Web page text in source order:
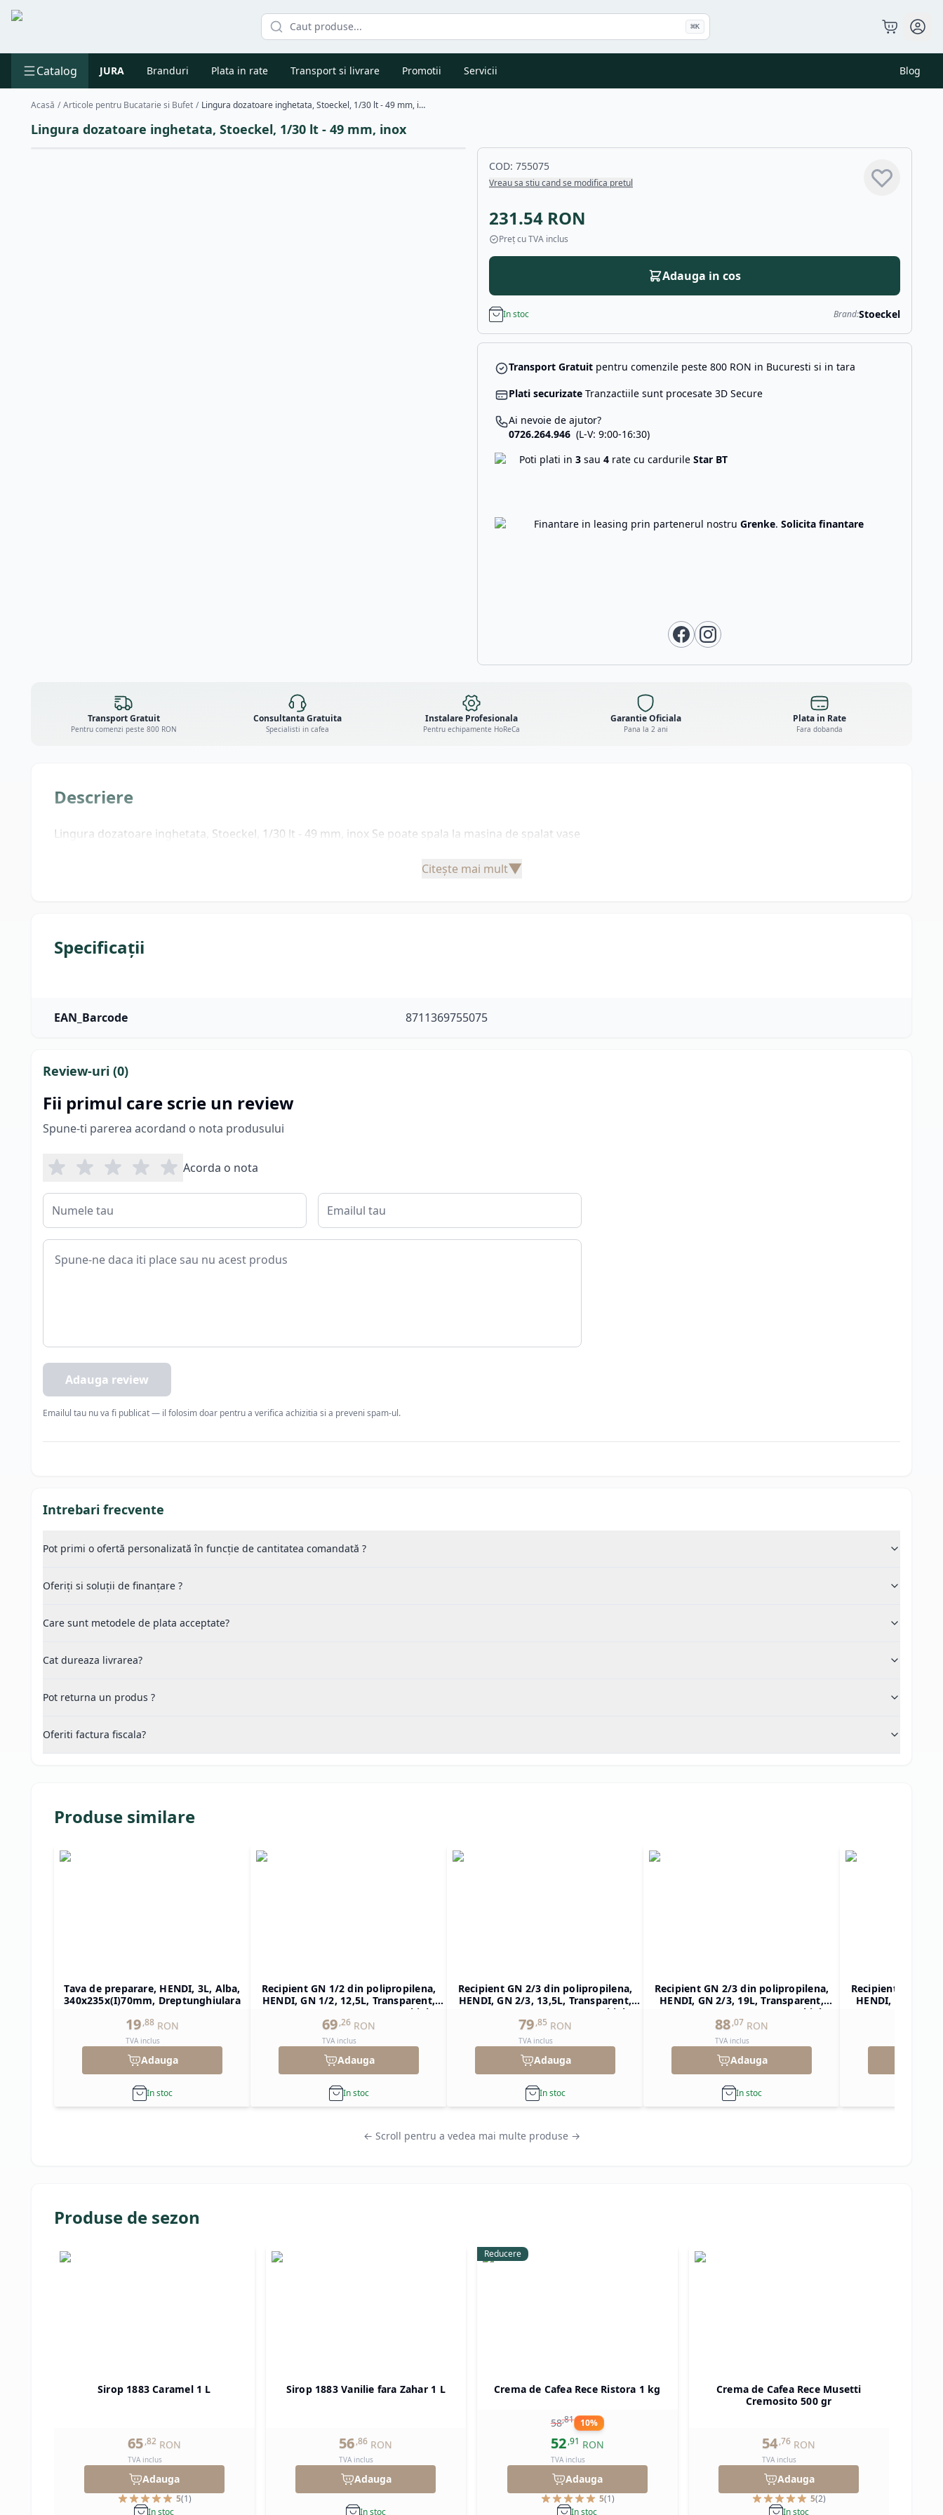
⌘K
Catalog JURA Branduri Plata in rate Transport si livrare Promotii Servicii Blog
Acasă / Articole pentru Bucatarie si Bufet / Lingura dozatoare inghetata, Stoeckel, 1/30 lt - 49 mm, inox
Lingura dozatoare inghetata, Stoeckel, 1/30 lt - 49 mm, inox
COD: 755075
Vreau sa stiu cand se modifica pretul
231.54 RON
Preț cu TVA inclus
Adauga in cos
In stoc Brand:Stoeckel
Transport Gratuit pentru comenzile peste 800 RON in Bucuresti si in tara
Plati securizate Tranzactiile sunt procesate 3D Secure
Ai nevoie de ajutor?
0726.264.946 (L-V: 9:00-16:30)
Poti plati in 3 sau 4 rate cu cardurile Star BT
Finantare in leasing prin partenerul nostru Grenke. Solicita finantare
Transport Gratuit
Pentru comenzi peste 800 RON
Consultanta Gratuita
Specialisti in cafea
Instalare Profesionala
Pentru echipamente HoReCa
Garantie Oficiala
Pana la 2 ani
Plata in Rate
Fara dobanda
Descriere
Lingura dozatoare inghetata, Stoeckel, 1/30 lt - 49 mm, inox Se poate spala la masina de spalat vase
Citește mai mult▼
Specificații
EAN_Barcode 8711369755075
Review-uri (0)
Fii primul care scrie un review
Spune-ti parerea acordand o nota produsului
Acorda o nota
Adauga review
Emailul tau nu va fi publicat — il folosim doar pentru a verifica achizitia si a preveni spam-ul.
Intrebari frecvente
Pot primi o ofertă personalizată în funcție de cantitatea comandată ?
Oferiți si soluții de finanțare ?
Care sunt metodele de plata acceptate?
Cat dureaza livrarea?
Pot returna un produs ?
Oferiti factura fiscala?
Produse similare
Tava de preparare, HENDI, 3L, Alba,
340x235x(I)70mm, Dreptunghiulara
19,88 RON
TVA inclus
Adauga
In stoc
Recipient GN 1/2 din polipropilena,
HENDI, GN 1/2, 12,5L, Transparent,
325x265x(H)200mm, Dreptunghiular
69,26 RON
TVA inclus
Adauga
In stoc
Recipient GN 2/3 din polipropilena,
HENDI, GN 2/3, 13,5L, Transparent,
354x325x(H)150mm, Dreptunghiular
79,85 RON
TVA inclus
Adauga
In stoc
Recipient GN 2/3 din polipropilena,
HENDI, GN 2/3, 19L, Transparent,
354x325x(H)200mm, Dreptunghiular
88,07 RON
TVA inclus
Adauga
In stoc
Recipient GN 1/2
HENDI, GN 1/2,
← Scroll pentru a vedea mai multe produse →
Produse de sezon
Sirop 1883 Caramel 1 L
65,82 RON
TVA inclus
Adauga
5(1)
In stoc
Sirop 1883 Vanilie fara Zahar 1 L
56,86 RON
TVA inclus
Adauga
In stoc
Reducere
Crema de Cafea Rece Ristora 1 kg
58,81 10%
52,91 RON
TVA inclus
Adauga
5(1)
In stoc
Crema de Cafea Rece Musetti
Cremosito 500 gr
54,76 RON
TVA inclus
Adauga
5(2)
In stoc